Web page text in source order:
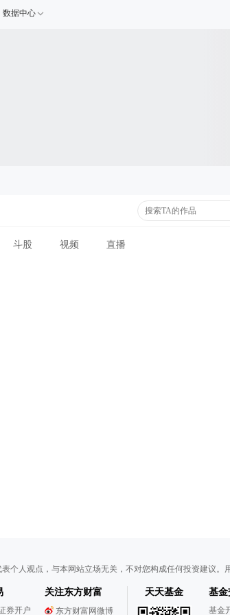
数据中心
斗股 视频 直播
个人观点，与本网站立场无关，不对您构成任何投资建议。
券开户
关注东方财富
东方财富网微博
天天基金 基金
基金